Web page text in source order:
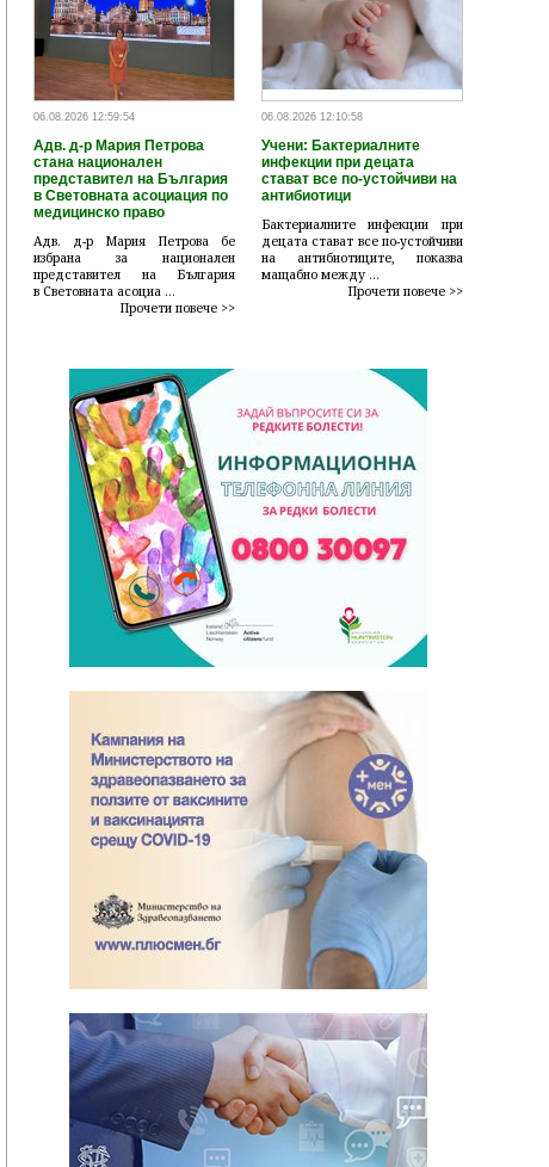
06.08.2026 12:59:54
Адв. д-р Мария Петрова
стана национален
представител на България
в Световната асоциация по
медицинско право
Адв. д-р Мария Петрова бе
избрана за национален
представител на България
в Световната асоциа ...
Прочети повече >>
06.08.2026 12:10:58
Учени: Бактериалните
инфекции при децата
стават все по-устойчиви на
антибиотици
Бактериалните инфекции при
децата стават все по-устойчиви
на антибиотиците, показва
мащабно между ...
Прочети повече >>